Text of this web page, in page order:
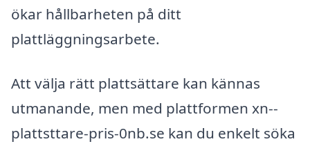
ökar hållbarheten på ditt
plattläggningsarbete.
Att välja rätt plattsättare kan kännas
utmanande, men med plattformen xn--
plattsttare-pris-0nb.se kan du enkelt söka